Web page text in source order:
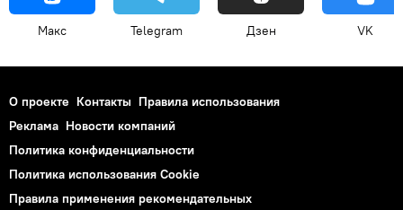
Макс Telegram Дзен VK
О проекте Контакты Правила использования
Реклама Новости компаний
Политика конфиденциальности
Политика использования Cookie
Правила применения рекомендательных